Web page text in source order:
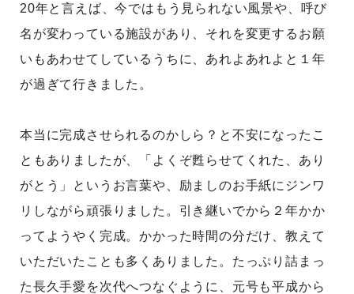
20年と言えば、今ではもう見られない風景や、呼び
名が変わっている施設があり、それを変更するお願
いもあわせてしているうちに、あれよあれよと１年
が過ぎて行きました。
本当に完成させられるのかしら？と不安になったこ
ともありましたが、「よくぞ甦らせてくれた、あり
がとう」というお言葉や、励ましのお手紙にジンワ
リしながら頑張りました。引き継いでから２年かか
ってようやく完成。かかった時間の分だけ、教えて
いただいたことも多くありました。たっぷり詰まっ
た長久手愛を次代へつなぐように、元号も平成から